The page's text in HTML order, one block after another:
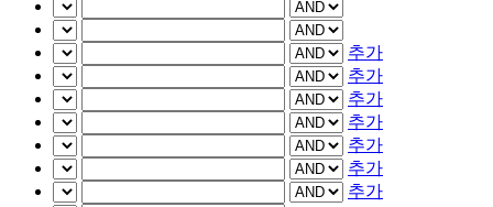
추가
추가
추가
추가
추가
추가
추가